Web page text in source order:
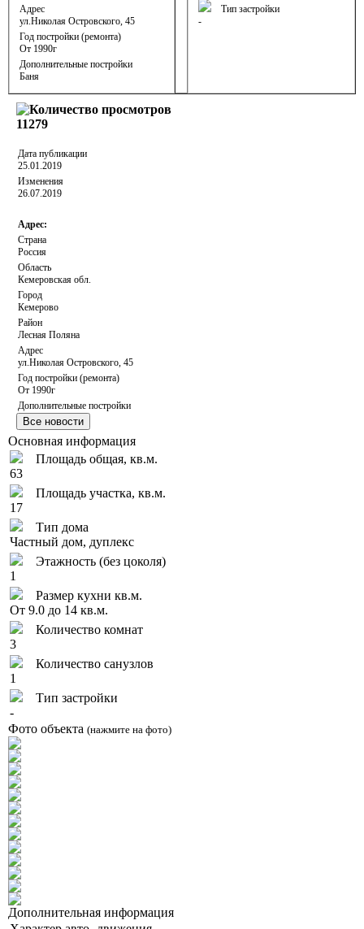
Адрес
ул.Николая Островского, 45
Год постройки (ремонта)
От 1990г
Дополнительные постройки
Баня
Тип застройки
-
11279
Дата публикации
25.01.2019
Изменения
26.07.2019
Адрес:
Страна
Россия
Область
Кемеровская обл.
Город
Кемерово
Район
Лесная Поляна
Адрес
ул.Николая Островского, 45
Год постройки (ремонта)
От 1990г
Дополнительные постройки
Баня
Основная информация
Площадь общая, кв.м.
63
Площадь участка, кв.м.
17
Тип дома
Частный дом, дуплекс
Этажность (без цоколя)
1
Размер кухни кв.м.
От 9.0 до 14 кв.м.
Количество комнат
3
Количество санузлов
1
Тип застройки
-
Фото объекта (нажмите на фото)
Дополнительная информация